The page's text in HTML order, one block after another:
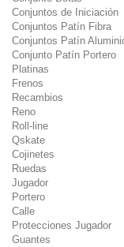
Conjuntos de Iniciación
Conjuntos Patín Fibra
Conjuntos Patín
Conjunto Patín Portero
Platinas
Frenos
Recambios
Reno
Roll-line
Qskate
Cojinetes
Ruedas
Jugador
Portero
Calle
Protecciones Jugador
Guantes